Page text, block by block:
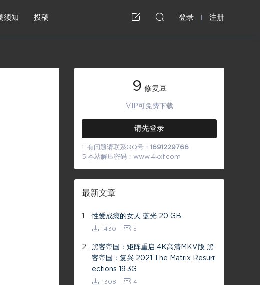
须知 投稿 登录 注册
9 修复豆
VIP可免费下载
请先登录
1: 有问题请联系QQ号： 1691229766
5:本站解压密码：www.4kxf.com
最新文章
1 性爱成瘾的女人 蓝光 20 GB
1430 5
2
黑客帝国：矩阵重启 4K高清MKV版 黑
客帝国：复兴 2021 The Matrix Resurr
ections 19.3G
1308 4